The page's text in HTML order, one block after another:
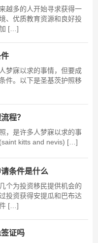
越多的人开始寻求获得一
、优质教育资源和良好投
[…]
梦寐以求的事情，但要成
件。以下是圣基茨护照移
程？
，是许多人梦寐以求的事
kitts and nevis) […]
条件是什么
个为投资移民提供机会的
投资获得安提瓜和巴布达
[…]
证吗